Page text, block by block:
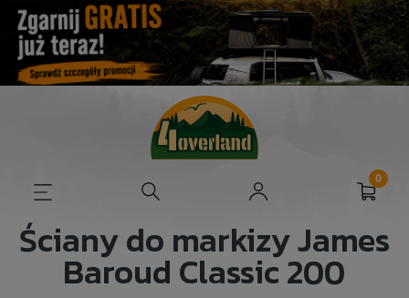
Ściany do markizy James
Baroud Classic 200